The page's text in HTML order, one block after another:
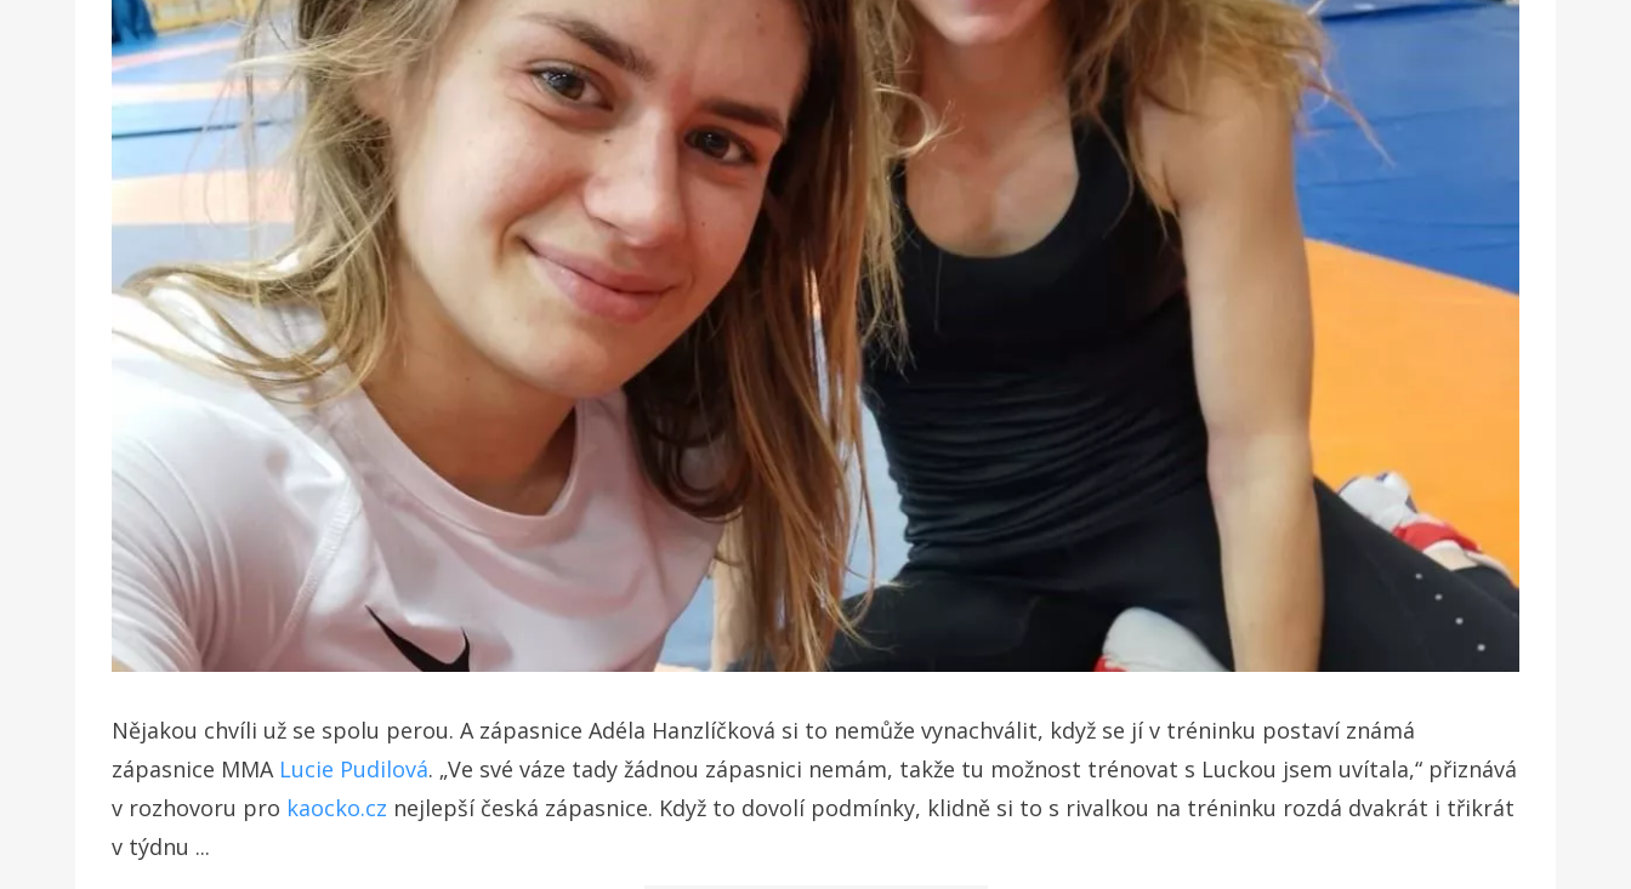
Nějakou chvíli už se spolu perou. A zápasnice Adéla Hanzlíčková si to nemůže vynachválit, když se jí v tréninku postaví známá
zápasnice MMA Lucie Pudilová. „Ve své váze tady žádnou zápasnici nemám, takže tu možnost trénovat s Luckou jsem uvítala,“ přiznává
v rozhovoru pro kaocko.cz nejlepší česká zápasnice. Když to dovolí podmínky, klidně si to s rivalkou na tréninku rozdá dvakrát i třikrát
v týdnu ...